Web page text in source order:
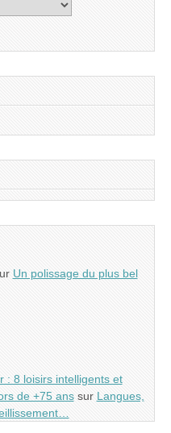
Un polissage du plus bel
: 8 loisirs intelligents et
de +75 anssur Langues,